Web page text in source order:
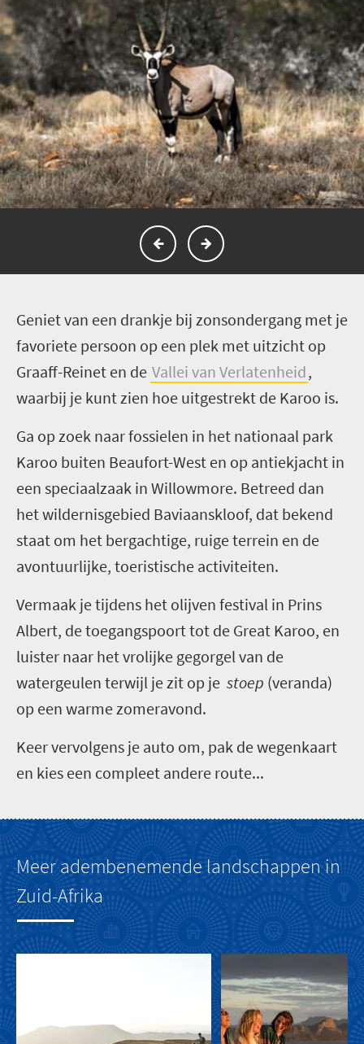
Geniet van een drankje bij zonsondergang met je
favoriete persoon op een plek met uitzicht op
Graaff-Reinet en de Vallei van Verlatenheid,
waarbij je kunt zien hoe uitgestrekt de Karoo is.
Ga op zoek naar fossielen in het nationaal park
Karoo buiten Beaufort-West en op antiekjacht in
een speciaalzaak in Willowmore. Betreed dan
het wildernisgebied Baviaanskloof, dat bekend
staat om het bergachtige, ruige terrein en de
avontuurlijke, toeristische activiteiten.
Vermaak je tijdens het olijven festival in Prins
Albert, de toegangspoort tot de Great Karoo, en
luister naar het vrolijke gegorgel van de
watergeulen terwijl je zit op je stoep (veranda)
op een warme zomeravond.
Keer vervolgens je auto om, pak de wegenkaart
en kies een compleet andere route...
Meer adembenemende landschappen in
Zuid-Afrika